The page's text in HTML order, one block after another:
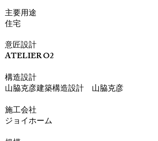
主要用途
住宅
意匠設計
ATELIER O2
構造設計
山脇克彦建築構造設計 山脇克彦
​施工会社
ジョイホーム